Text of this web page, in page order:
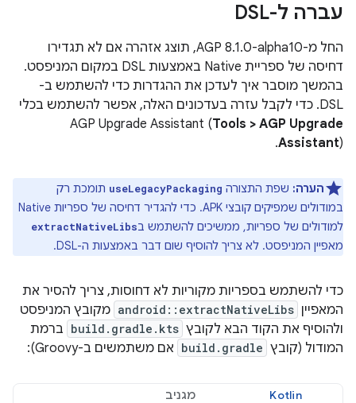
עברה ל-DSL
החל מ-AGP 8.1.0-alpha10, תוצג אזהרה אם לא תגדירו
דחיסה של ספריית Native באמצעות DSL במקום המניפסט.
בהמשך מוסבר איך לעדכן את ההגדרות כדי להשתמש ב-
DSL. כדי לקבל עזרה בעדכונים האלה, אפשר להשתמש בכלי
AGP Upgrade Assistant (Tools > AGP Upgrade
Assistant).
הערה: שפת התצורה useLegacyPackaging תומכת רק
במודולים שמפיקים קובצי APK. כדי להגדיר דחיסה של ספריות Native
למודולים של ספריות, ממשיכים להשתמש בextractNativeLibs
מאפיין המניפסט. לא צריך להוסיף שום דבר באמצעות ה-DSL.
כדי להשתמש בספריות מקוריות לא דחוסות, צריך להסיר את
המאפיין android::extractNativeLibs מקובץ המניפסט
ולהוסיף את הקוד הבא לקובץ build.gradle.kts ברמת
המודול (קובץ build.gradle אם משתמשים ב-Groovy):
Kotlin מגניב